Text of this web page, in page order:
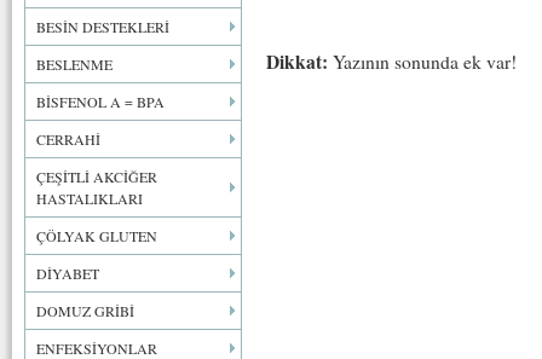
BESİN DESTEKLERİ
BESLENME
BİSFENOL A = BPA
CERRAHİ
ÇEŞİTLİ AKCİĞER
HASTALIKLARI
ÇÖLYAK GLUTEN
DİYABET
DOMUZ GRİBİ
ENFEKSİYONLAR
Dikkat: Yazının sonunda ek var!